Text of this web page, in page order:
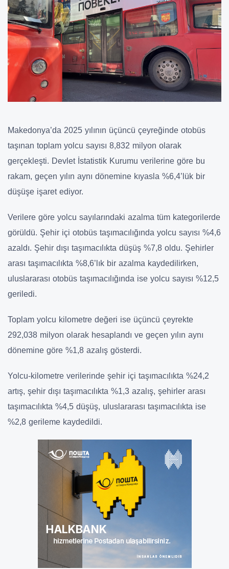
Makedonya’da 2025 yılının üçüncü çeyreğinde otobüs
taşınan toplam yolcu sayısı 8,832 milyon olarak
gerçekleşti. Devlet İstatistik Kurumu verilerine göre bu
rakam, geçen yılın aynı dönemine kıyasla %6,4’lük bir
düşüşe işaret ediyor.
Verilere göre yolcu sayılarındaki azalma tüm kategorilerde
görüldü. Şehir içi otobüs taşımacılığında yolcu sayısı %4,6
azaldı. Şehir dışı taşımacılıkta düşüş %7,8 oldu. Şehirler
arası taşımacılıkta %8,6’lık bir azalma kaydedilirken,
uluslararası otobüs taşımacılığında ise yolcu sayısı %12,5
geriledi.
Toplam yolcu kilometre değeri ise üçüncü çeyrekte
292,038 milyon olarak hesaplandı ve geçen yılın aynı
dönemine göre %1,8 azalış gösterdi.
Yolcu-kilometre verilerinde şehir içi taşımacılıkta %24,2
artış, şehir dışı taşımacılıkta %1,3 azalış, şehirler arası
taşımacılıkta %4,5 düşüş, uluslararası taşımacılıkta ise
%2,8 gerileme kaydedildi.